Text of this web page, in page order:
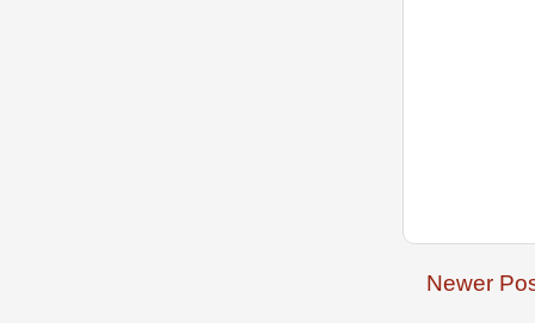
Newer